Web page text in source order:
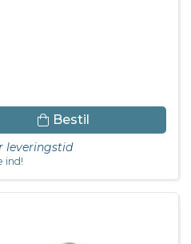
Bestil
leveringstid
ind!